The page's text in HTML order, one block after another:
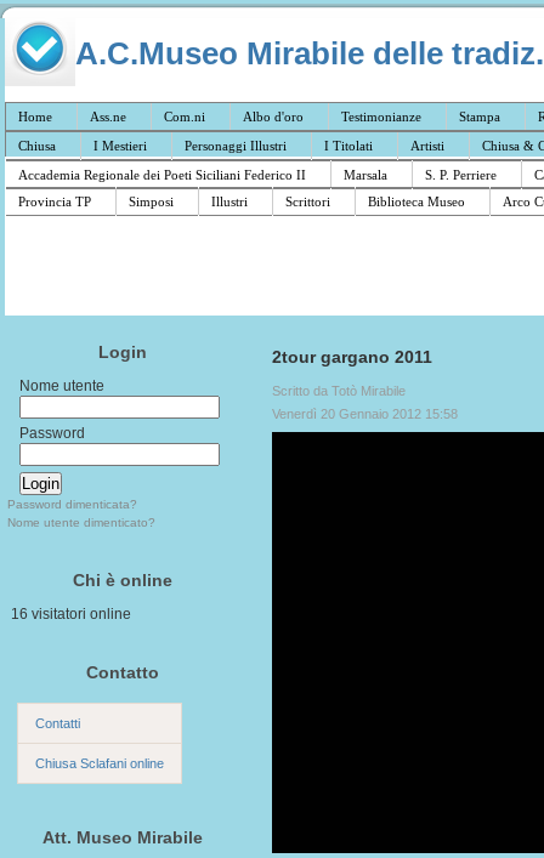
A.C.Museo Mirabile delle
Home Ass.ne Com.ni Albo d'oro Testimonianze Stampa
Chiusa
I Mestieri Personaggi Illustri I Titolati Artisti
Chiusa &
Accademia Regionale dei Poeti Siciliani Federico II
Marsala S. P. Perriere
Provincia TP
Simposi Illustri Scrittori Biblioteca Museo Arco
Login
Nome utente
Password
Password dimenticata?
Nome utente dimenticato?
Chi è online
16 visitatori online
Contatto
Contatti
Chiusa Sclafani online
Att. Museo Mirabile
2tour gargano 2011
Scritto da Totò Mirabile
Venerdì 20 Gennaio 2012 15:58